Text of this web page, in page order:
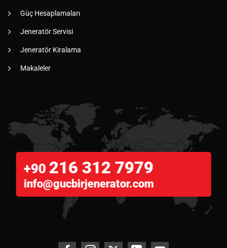
Güç Hesaplamaları
Jeneratör Servisi
Jeneratör Kiralama
Makaleler
+90 216 312 7979
info@gucbirjenerator.com